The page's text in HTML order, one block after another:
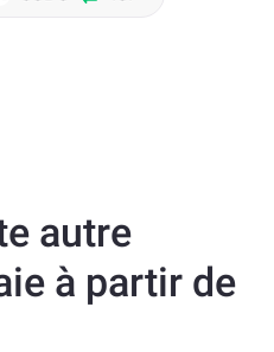
autre
à partir de